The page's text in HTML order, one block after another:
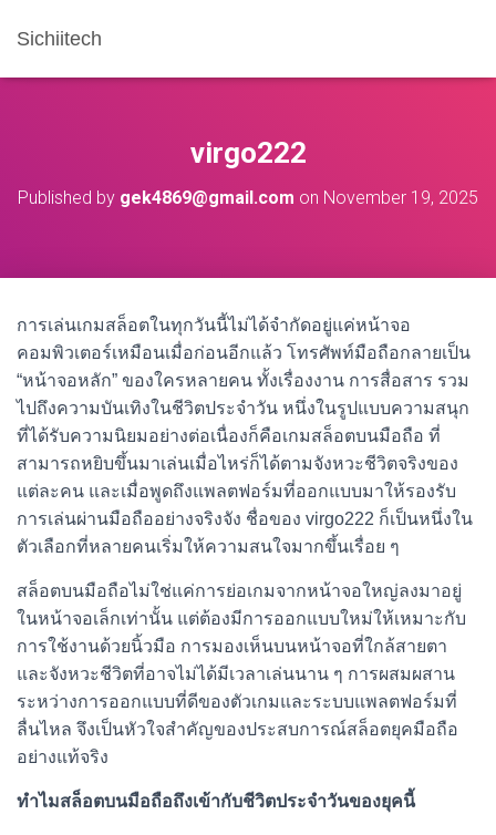
Sichiitech
virgo222
Published by gek4869@gmail.com on November 19, 2025
การเล่นเกมสล็อตในทุกวันนี้ไม่ได้จำกัดอยู่แค่หน้าจอ
คอมพิวเตอร์เหมือนเมื่อก่อนอีกแล้ว โทรศัพท์มือถือกลายเป็น
“หน้าจอหลัก” ของใครหลายคน ทั้งเรื่องงาน การสื่อสาร รวม
ไปถึงความบันเทิงในชีวิตประจำวัน หนึ่งในรูปแบบความสนุก
ที่ได้รับความนิยมอย่างต่อเนื่องก็คือเกมสล็อตบนมือถือ ที่
สามารถหยิบขึ้นมาเล่นเมื่อไหร่ก็ได้ตามจังหวะชีวิตจริงของ
แต่ละคน และเมื่อพูดถึงแพลตฟอร์มที่ออกแบบมาให้รองรับ
การเล่นผ่านมือถืออย่างจริงจัง ชื่อของ virgo222 ก็เป็นหนึ่งใน
ตัวเลือกที่หลายคนเริ่มให้ความสนใจมากขึ้นเรื่อย ๆ
สล็อตบนมือถือไม่ใช่แค่การย่อเกมจากหน้าจอใหญ่ลงมาอยู่
ในหน้าจอเล็กเท่านั้น แต่ต้องมีการออกแบบใหม่ให้เหมาะกับ
การใช้งานด้วยนิ้วมือ การมองเห็นบนหน้าจอที่ใกล้สายตา
และจังหวะชีวิตที่อาจไม่ได้มีเวลาเล่นนาน ๆ การผสมผสาน
ระหว่างการออกแบบที่ดีของตัวเกมและระบบแพลตฟอร์มที่
ลื่นไหล จึงเป็นหัวใจสำคัญของประสบการณ์สล็อตยุคมือถือ
อย่างแท้จริง
ทำไมสล็อตบนมือถือถึงเข้ากับชีวิตประจำวันของยุคนี้